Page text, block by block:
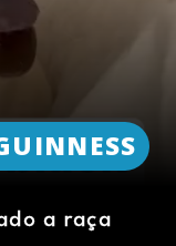
a raça